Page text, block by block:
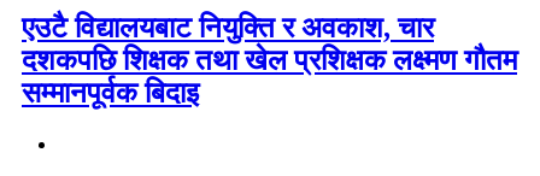
एउटै विद्यालयबाट नियुक्ति र अवकाश, चार
दशकपछि शिक्षक तथा खेल प्रशिक्षक लक्ष्मण गौतम
सम्मानपूर्वक बिदाइ